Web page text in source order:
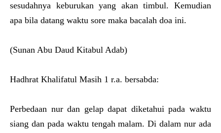
sesudahnya keburukan yang akan timbul. Kemudian
apa bila datang waktu sore maka bacalah doa ini.
(Sunan Abu Daud Kitabul Adab)
Hadhrat Khalifatul Masih 1 r.a. bersabda:
Perbedaan nur dan gelap dapat diketahui pada waktu
siang dan pada waktu tengah malam. Di dalam nur ada